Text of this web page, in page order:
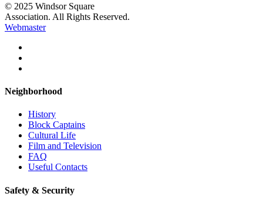
© 2025 Windsor Square
Association. All Rights Reserved.
Webmaster
Neighborhood
History
Block Captains
Cultural Life
Film and Television
FAQ
Useful Contacts
Safety & Security